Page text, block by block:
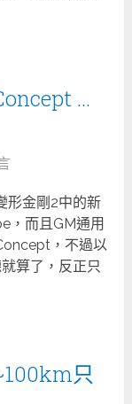
…
形金剛2中的新
，而且GM通用
，不過以
算了，反正只
只